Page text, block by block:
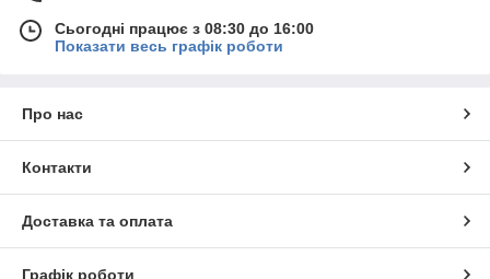
Сьогодні працює з 08:30 до 16:00
Показати весь графік роботи
Про нас
Контакти
Доставка та оплата
Графік роботи